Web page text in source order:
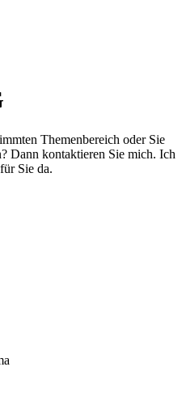
Themenbereich oder Sie
Dann kontaktieren Sie mich. Ich
Sie da.